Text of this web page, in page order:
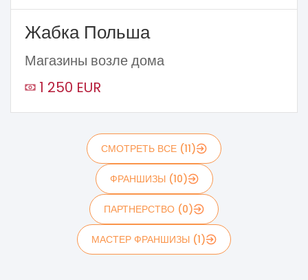
Жабка Польша
Магазины возле дома
1 250 EUR
СМОТРЕТЬ ВСЕ (11)
ФРАНШИЗЫ (10)
ПАРТНЕРСТВО (0)
МАСТЕР ФРАНШИЗЫ (1)